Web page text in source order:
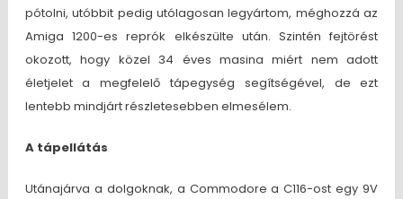
pótolni, utóbbit pedig utólagosan legyártom, méghozzá az
Amiga 1200-es reprók elkészülte után. Szintén fejtörést
okozott, hogy közel 34 éves masina miért nem adott
életjelet a megfelelő tápegység segítségével, de ezt
lentebb mindjárt részletesebben elmesélem.
A tápellátás
Utánajárva a dolgoknak, a Commodore a C116-ost egy 9V